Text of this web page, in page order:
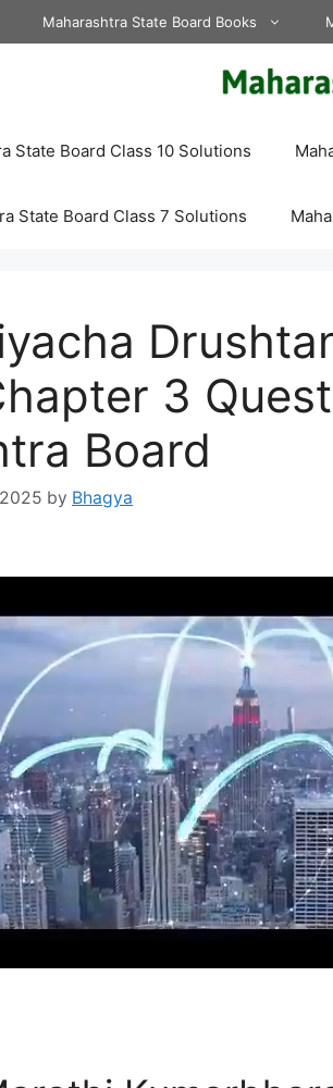
Maharashtra State Board Books
State Board Class 10 Solutions
State Board Class 7 Solutions
3
Board
by Bhagya